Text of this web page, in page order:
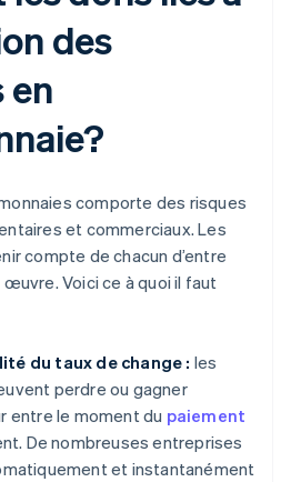
des
en
comporte des risques
et commerciaux. Les
compte de chacun d’entre
Voici ce à quoi il faut
du taux de change : les
perdre ou gagner
entre le moment du paiement
De nombreuses entreprises
et instantanément